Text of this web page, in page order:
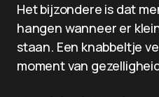
Het bijzondere is dat
hangen wanneer er
staan. Een knabbeltje
moment van